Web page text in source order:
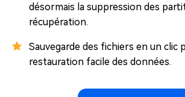
désormais la suppression des
récupération.
Sauvegarde des fichiers en un clic
restauration facile des données.